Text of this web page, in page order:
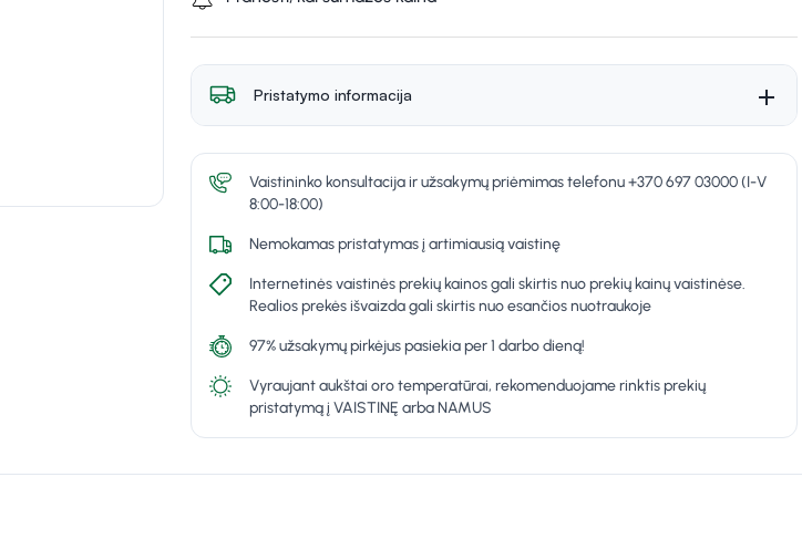
Pristatymo informacija
Vaistininko konsultacija ir užsakymų priėmimas telefonu +370 697 03000 (I-V
8:00-18:00)
Nemokamas pristatymas į artimiausią vaistinę
Internetinės vaistinės prekių kainos gali skirtis nuo prekių kainų vaistinėse.
Realios prekės išvaizda gali skirtis nuo esančios nuotraukoje
97% užsakymų pirkėjus pasiekia per 1 darbo dieną!
Vyraujant aukštai oro temperatūrai, rekomenduojame rinktis prekių
pristatymą į VAISTINĘ arba NAMUS